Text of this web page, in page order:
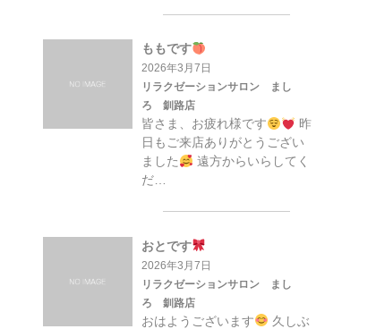
ももです
2026年3月7日
リラクゼーションサロン まし
ろ 釧路店
皆さま、お疲れ様です
昨
日もご来店ありがとうござい
ました
遠方からいらしてく
だ…
おとです
2026年3月7日
リラクゼーションサロン まし
ろ 釧路店
おはようございます
久しぶ